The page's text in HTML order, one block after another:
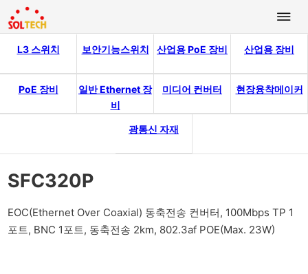
L3 스위치 보안기능스위치 산업용 PoE 장비 산업용 장비
PoE 장비
일반 Ethernet 장
비
미디어 컨버터 현장융착메이커
광통신 자재
SFC320P
EOC(Ethernet Over Coaxial) 동축전송 컨버터, 100Mbps TP 1
포트, BNC 1포트, 동축전송 2km, 802.3af POE(Max. 23W)